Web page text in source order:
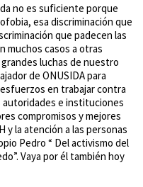
no es suficiente porque
esa discriminación que
que padecen las
muchos casos a otras
luchas de nuestro
de ONUSIDA para
en trabajar contra
autoridades e instituciones
compromisos y mejores
y la atención a las personas
Pedro “ Del activismo del
Vaya por él también hoy